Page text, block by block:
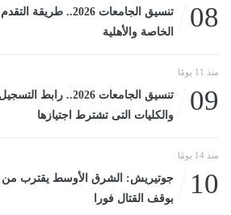
08
تنسيق الجامعات 2026..
الخاصة والأهلية
منذ 11 يومًا
09
تنسيق الجامعات 2026..
والكليات التى تشترط اجتيازها
منذ 14 يومًا
10
جوتيريش: الشرق الأوسط يقترب من
بوقف القتال فورا